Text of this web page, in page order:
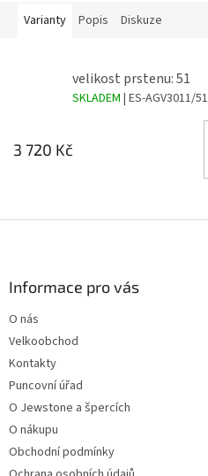
Varianty Popis Diskuze
velikost prstenu: 51
SKLADEM | ES-AGV3011/51
3 720 Kč
Informace pro vás
O nás
Velkoobchod
Kontakty
Puncovní úřad
O Jewstone a špercích
O nákupu
Obchodní podmínky